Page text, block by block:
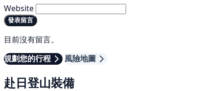
Website
發表留言
目前沒有留言。
規劃您的行程
風險地圖
赴日登山裝備